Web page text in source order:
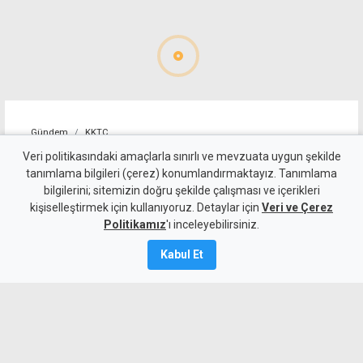
Gündem KKTC
Sosyal medya paylaşımı
ihbar kabul edildi, şantiyede
faaliyet durduruldu
Veri politikasındaki amaçlarla sınırlı ve mevzuata uygun şekilde
tanımlama bilgileri (çerez) konumlandırmaktayız. Tanımlama
bilgilerini; sitemizin doğru şekilde çalışması ve içerikleri
kişiselleştirmek için kullanıyoruz. Detaylar için Veri ve Çerez
Politikamız'ı inceleyebilirsiniz.
Kabul Et